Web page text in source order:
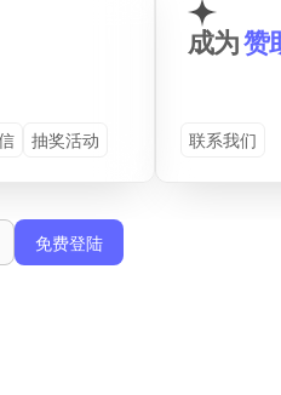
抽奖活动
成为赞
联系我们
プログラム (TS26)
往届活动